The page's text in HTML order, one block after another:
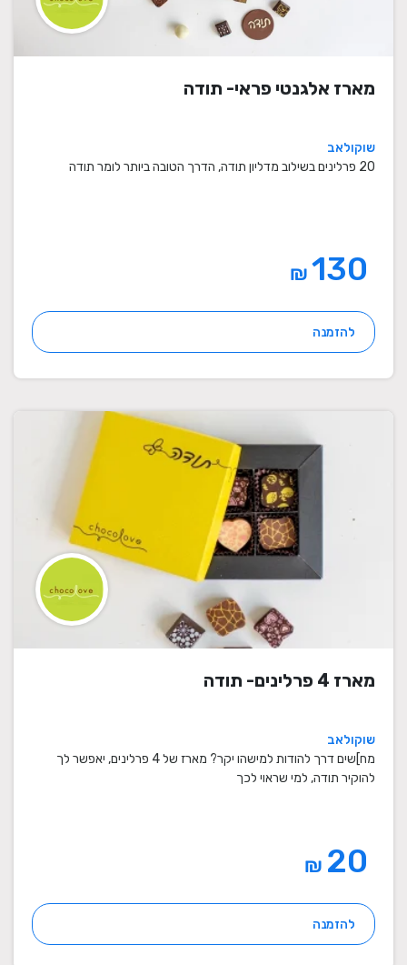
מארז אלגנטי פראי- תודה
שוקולאב
20 פרלינים בשילוב מדליון תודה, הדרך הטובה ביותר לומר תודה
₪
להזמנה
מארז 4 פרלינים- תודה
שוקולאב
מח]שים דרך להודות למישהו יקר? מארז של 4 פרלינים, יאפשר לך
להוקיר תודה, למי שראוי לכך
₪
להזמנה